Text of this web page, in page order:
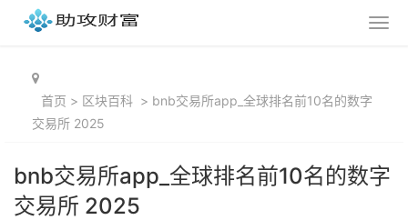
首页 > 区块百科 > bnb交易所app_全球排名前10名的数字
交易所 2025
bnb交易所app_全球排名前10名的数字
交易所 2025